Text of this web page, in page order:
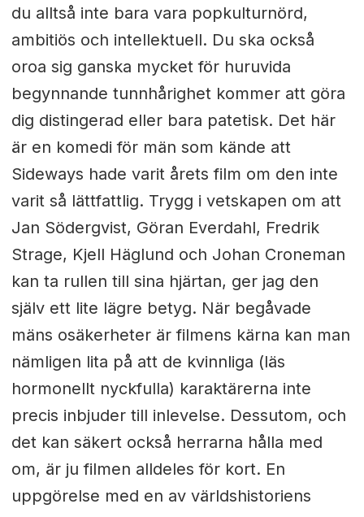
du alltså inte bara vara popkulturnörd,
ambitiös och intellektuell. Du ska också
oroa sig ganska mycket för huruvida
begynnande tunnhårighet kommer att göra
dig distingerad eller bara patetisk. Det här
är en komedi för män som kände att
Sideways hade varit årets film om den inte
varit så lättfattlig. Trygg i vetskapen om att
Jan Södergvist, Göran Everdahl, Fredrik
Strage, Kjell Häglund och Johan Croneman
kan ta rullen till sina hjärtan, ger jag den
själv ett lite lägre betyg. När begåvade
mäns osäkerheter är filmens kärna kan man
nämligen lita på att de kvinnliga (läs
hormonellt nyckfulla) karaktärerna inte
precis inbjuder till inlevelse. Dessutom, och
det kan säkert också herrarna hålla med
om, är ju filmen alldeles för kort. En
uppgörelse med en av världshistoriens